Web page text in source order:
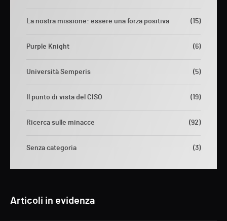
La nostra missione: essere una forza positiva (15)
Purple Knight (6)
Università Semperis (5)
Il punto di vista del CISO (19)
Ricerca sulle minacce (92)
Senza categoria (3)
Articoli in evidenza